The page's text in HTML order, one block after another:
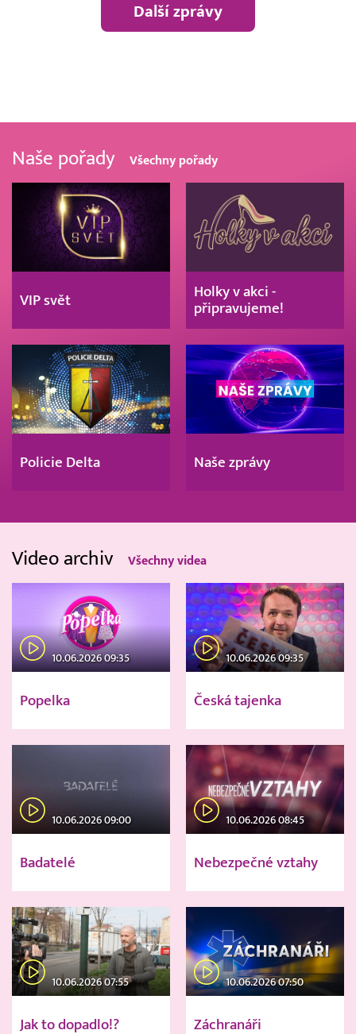
Další zprávy
Naše pořady Všechny pořady
VIP svět
Holky v akci -
připravujeme!
Policie Delta Naše zprávy
Video archiv Všechny videa
10.06.2026 09:35
Popelka
10.06.2026 09:35
Česká tajenka
10.06.2026 09:00
Badatelé
10.06.2026 08:45
Nebezpečné vztahy
10.06.2026 07:55
Jak to dopadlo!?
10.06.2026 07:50
Záchranáři